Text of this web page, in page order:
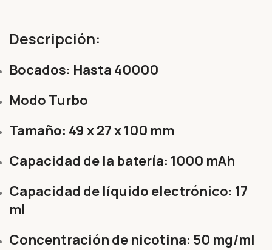
Descripción:
Bocados: Hasta 40000
Modo Turbo
Tamaño: 49 x 27 x 100 mm
Capacidad de la batería: 1000 mAh
Capacidad de líquido electrónico: 17
ml
Concentración de nicotina: 50 mg/ml